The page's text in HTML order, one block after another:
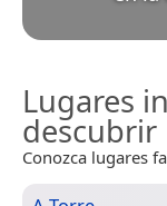
Lugares
descubrir
Conozca lugares